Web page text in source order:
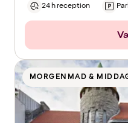
24 h reception
MORGENMAD &